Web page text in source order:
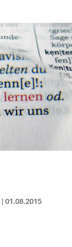
| 01.08.2015